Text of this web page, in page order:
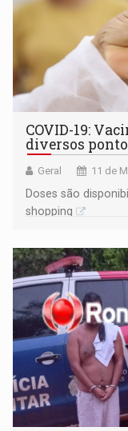
COVID-19:
diversos
Geral 11 de
Doses são
shopping